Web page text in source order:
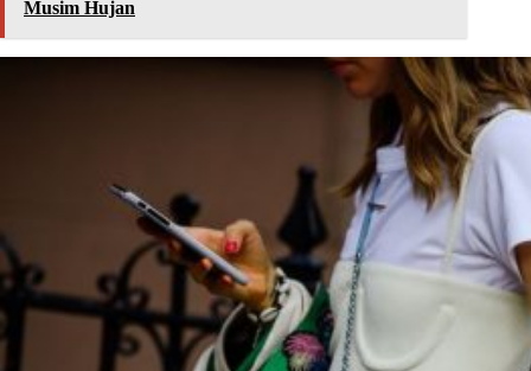
Musim Hujan